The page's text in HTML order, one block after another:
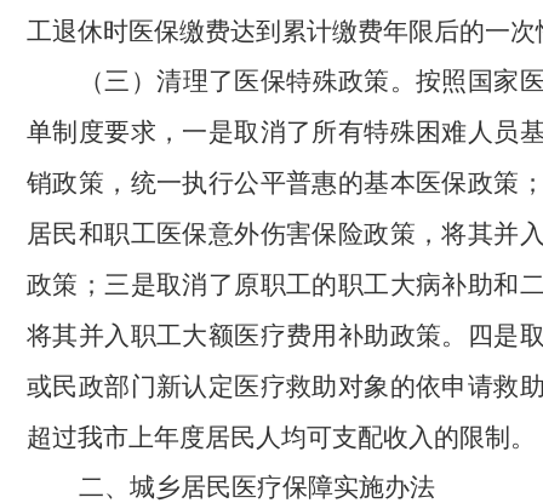
工退休时医保缴费达到累计缴费年限后的一
（三）清理了医保特殊政策。按照国家
单制度要求，一是取消了所有特殊困难人员
销政策，统一执行公平普惠的基本医保政策
居民和职工医保意外伤害保险政策，将其并
政策；三是取消了原职工的职工大病补助和
将其并入职工大额医疗费用补助政策。四是
或民政部门新认定医疗救助对象的依申请救
超过我市上年度居民人均可支配收入的限制。
二、城乡居民医疗保障实施办法